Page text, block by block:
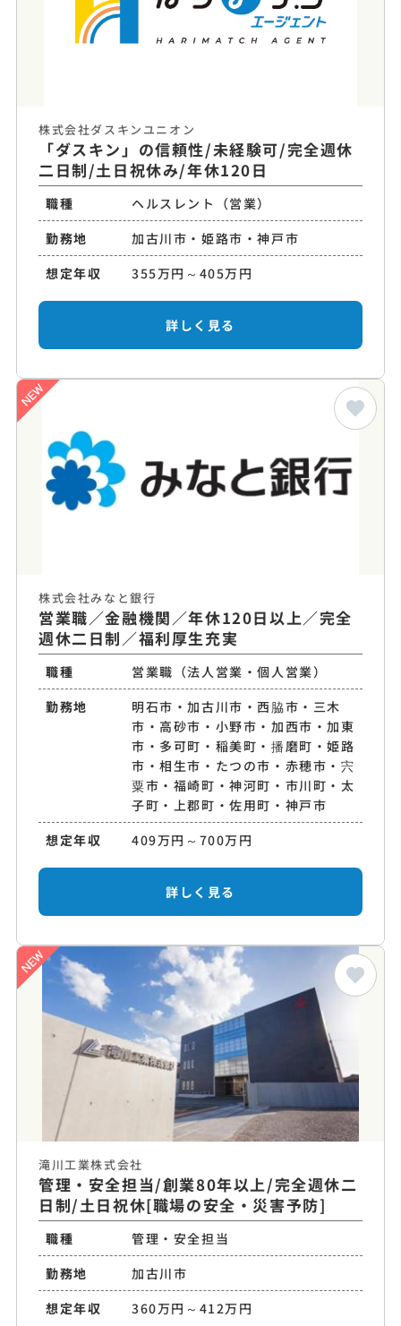
株式会社ダスキンユニオン
「ダスキン」の信頼性/未経験可/完全週休
二日制/土日祝休み/年休120日
職種
ヘルスレント（営業）
勤務地
加古川市・姫路市・神戸市
想定年収
355万円～405万円
詳しく見る
株式会社みなと銀行
営業職／金融機関／年休120日以上／完全
週休二日制／福利厚生充実
職種
営業職（法人営業・個人営業）
勤務地
明石市・加古川市・西脇市・三木
市・高砂市・小野市・加西市・加東
市・多可町・稲美町・播磨町・姫路
市・相生市・たつの市・赤穂市・宍
粟市・福崎町・神河町・市川町・太
子町・上郡町・佐用町・神戸市
想定年収
409万円～700万円
詳しく見る
滝川工業株式会社
管理・安全担当/創業80年以上/完全週休二
日制/土日祝休[職場の安全・災害予防]
職種
管理・安全担当
勤務地
加古川市
想定年収
360万円～412万円